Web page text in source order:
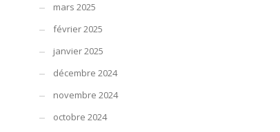
mars 2025
février 2025
janvier 2025
décembre 2024
novembre 2024
octobre 2024